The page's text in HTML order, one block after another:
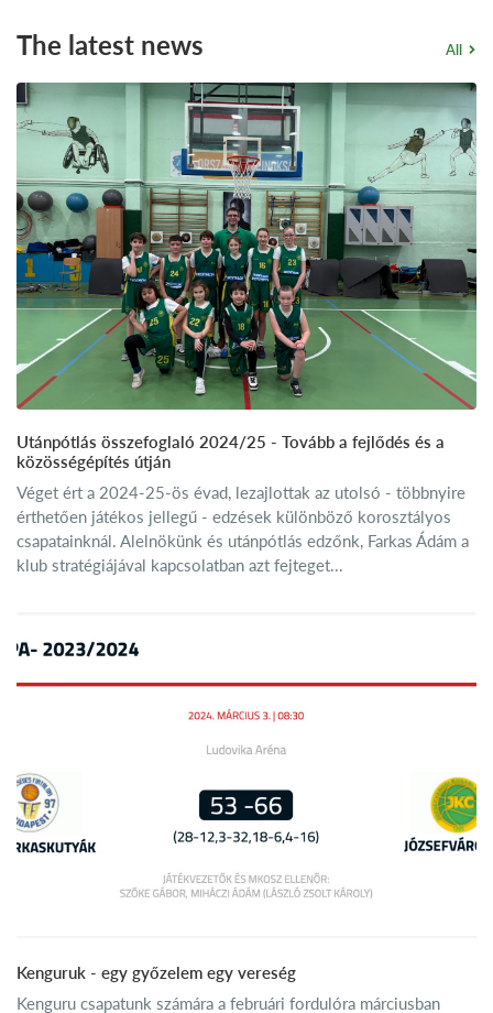
The latest news All
Utánpótlás összefoglaló 2024/25 - ​Tovább a fejlődés és a
közösségépítés útján
Véget ért a 2024-25-ös évad, lezajlottak az utolsó - többnyire
érthetően játékos jellegű - edzések különböző korosztályos
csapatainknál. Alelnökünk és utánpótlás edzőnk, Farkas Ádám a
klub stratégiájával kapcsolatban azt fejteget...
Kenguruk - egy győzelem egy vereség
Kenguru csapatunk számára a februári fordulóra márciusban